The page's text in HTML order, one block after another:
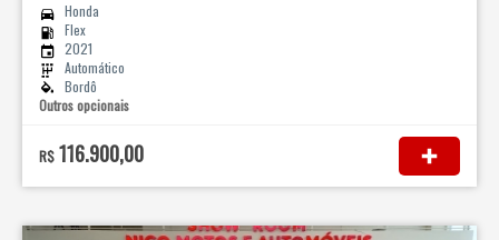
Honda
Flex
2021
Automático
Bordô
Outros opcionais
R$ 116.900,00